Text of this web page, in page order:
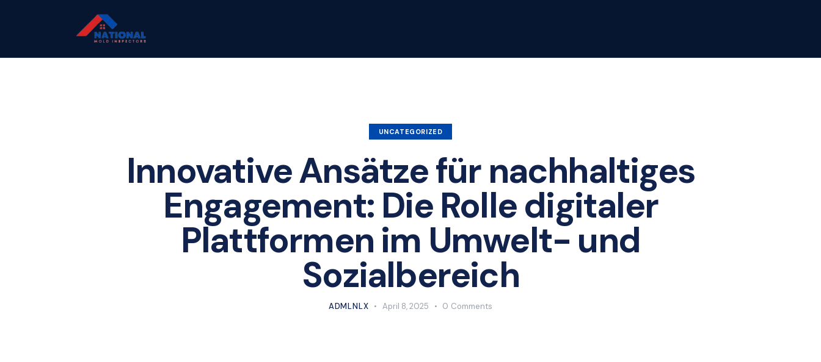
UNCATEGORIZED
Innovative Ansätze für nachhaltiges
Engagement: Die Rolle digitaler
Plattformen im Umwelt- und
Sozialbereich
ADMLNLX April 8, 2025 0 Comments